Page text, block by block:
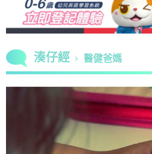
湊仔經 醫健爸媽